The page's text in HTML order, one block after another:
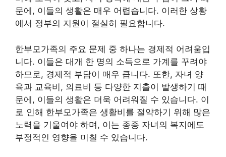
문에, 이들의 생활은 매우 어렵습니다. 이러한 상황
에서 정부의 지원이 절실히 필요합니다.
한부모가족의 주요 문제 중 하나는 경제적 어려움입
니다. 이들은 대개 한 명의 소득으로 가계를 꾸려야
하므로, 경제적 부담이 매우 큽니다. 또한, 자녀 양
육과 교육비, 의료비 등 다양한 지출이 발생하기 때
문에, 이들의 생활은 더욱 어려워질 수 있습니다. 이
로 인해 한부모가족은 생활비를 절약하기 위해 많은
노력을 기울여야 하며, 이는 종종 자녀의 복지에도
부정적인 영향을 미칠 수 있습니다.